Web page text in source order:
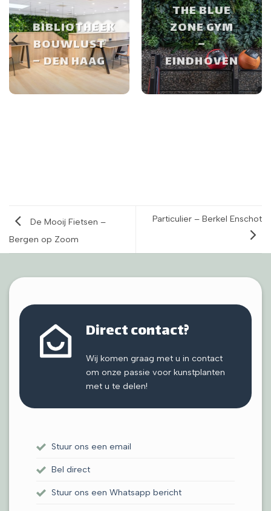
BIBLIOTHEEK
BOUWLUST
– DEN HAAG
THE BLUE
ZONE GYM
–
EINDHOVEN
De Mooij Fietsen –
Bergen op Zoom
Particulier – Berkel Enschot
Direct contact?
Wij komen graag met u in contact
om onze passie voor kunstplanten
met u te delen!
Stuur ons een email
Bel direct
Stuur ons een Whatsapp bericht